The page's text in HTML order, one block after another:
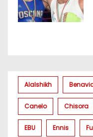
Alalshikh
Canelo Chisora
EBU Ennis